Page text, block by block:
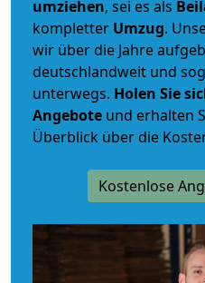
umziehen, sei es als
kompletter Umzug.
wir über die Jahre
deutschlandweit und
unterwegs. Holen Sie
Angebote und erhalten
Überblick über die
Kostenlose